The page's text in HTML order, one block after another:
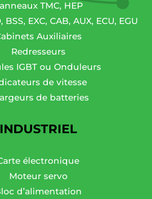
TMC, HEP
EXC, CAB, AUX, ECU, EGU
Auxiliaires
Redresseurs
IGBT ou Onduleurs
de vitesse
de batteries
INDUSTRIEL
électronique
Moteur servo
d’alimentation